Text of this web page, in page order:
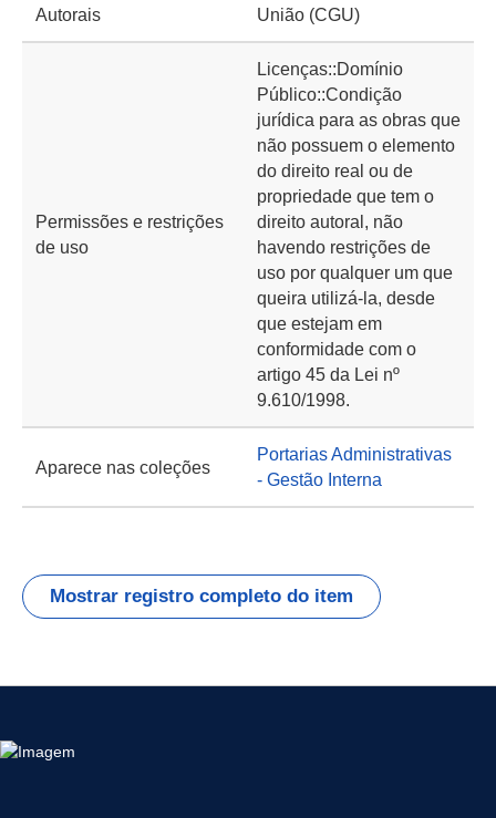
Autorais
União (CGU)
Permissões e restrições
de uso
Licenças::Domínio
Público::Condição
jurídica para as obras que
não possuem o elemento
do direito real ou de
propriedade que tem o
direito autoral, não
havendo restrições de
uso por qualquer um que
queira utilizá-la, desde
que estejam em
conformidade com o
artigo 45 da Lei nº
9.610/1998.
Aparece nas coleções
Portarias Administrativas
- Gestão Interna
Mostrar registro completo do item